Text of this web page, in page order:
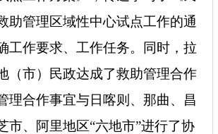
助管理区域性中心试点工作的通
工作要求、工作任务。同时， 拉
（市）民政达成了救助管理合作
理合作事宜与日喀则、那曲、昌
市、阿里地区“六地市”进行了协